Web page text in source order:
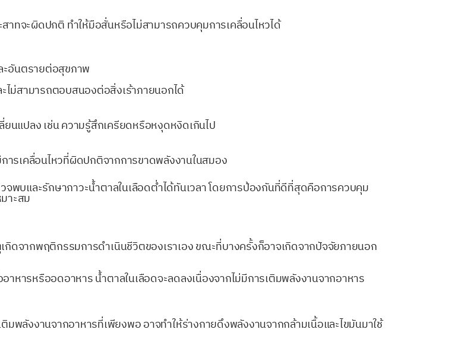
ทจะผิดปกติ ทำให้มือสั่นหรือไม่สามารถควบคุมการเคลื่อนไหวได้
ะอันตรายต่อสุขภาพ
ม่สามารถตอบสนองต่อสิ่งเร้าภายนอกได้
นแปลง เช่น ความรู้สึกเครียดหรือหงุดหงิดเกินไป
ารเคลื่อนไหวที่ผิดปกติจากการขาดพลังงานในสมอง
จพบและรักษาภาวะน้ำตาลในเลือดต่ำได้ทันเวลา โดยการป้องกันที่ดีที่สุดคือการควบคุม
าะสม
กิดจากพฤติกรรมการดำเนินชีวิตของเราเอง ขณะที่บางครั้งก็อาจเกิดจากปัจจัยภายนอก
าหารหรืออดอาหาร น้ำตาลในเลือดจะลดลงเนื่องจากไม่มีการเติมพลังงานจากอาหาร
มพลังงานจากอาหารที่เพียงพอ อาจทำให้ร่างกายดึงพลังงานจากกล้ามเนื้อและไขมันมาใช้